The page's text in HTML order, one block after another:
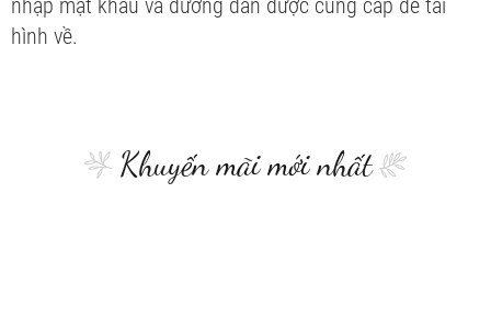
nhập mật khẩu và đường dẫn được cung cấp để tải
hình về.
Khuyến mãi mới nhất